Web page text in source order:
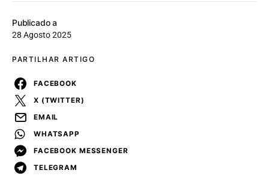
Publicado a
28 Agosto 2025
PARTILHAR ARTIGO
FACEBOOK
X (TWITTER)
EMAIL
WHATSAPP
FACEBOOK MESSENGER
TELEGRAM